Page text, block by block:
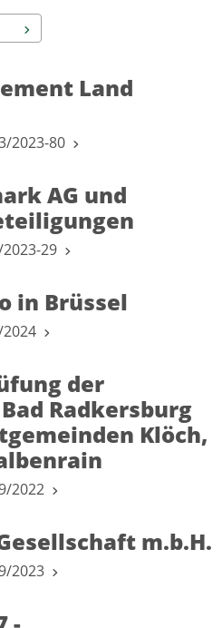
Weiter
Land
2023-80
AG und
2023-29
in Brüssel
2024
der
Radkersburg
Klöch,
2022
m.b.H.
2023